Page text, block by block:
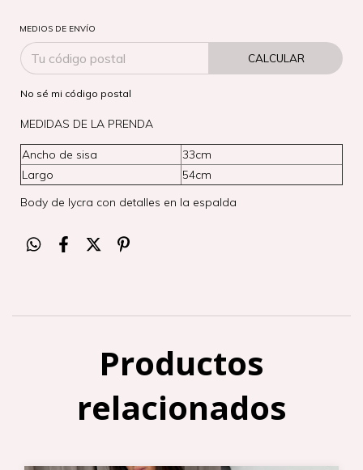
MEDIOS DE ENVÍO
CALCULAR
No sé mi código postal
MEDIDAS DE LA PRENDA
Ancho de sisa
33cm
Largo
54cm
Body de lycra con detalles en la espalda
Productos
relacionados